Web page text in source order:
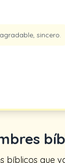
sincero.
bíblicos que